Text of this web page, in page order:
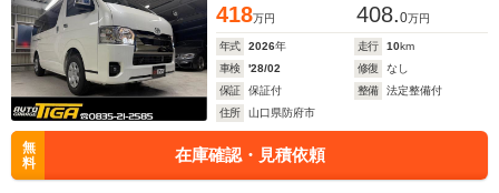
418万円 408.0万円
年式 2026年 走行 10km
車検
'28/02 修復
なし
保証
保証付 整備
法定整備付
住所
山口県防府市
無
料
在庫確認・見積依頼